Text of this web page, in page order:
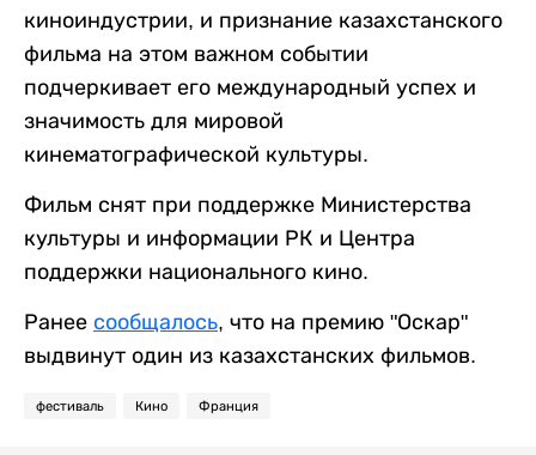
киноиндустрии, и признание казахстанского
фильма на этом важном событии
подчеркивает его международный успех и
значимость для мировой
кинематографической культуры.
Фильм снят при поддержке Министерства
культуры и информации РК и Центра
поддержки национального кино.
Ранее сообщалось, что на премию "Оскар"
выдвинут один из казахстанских фильмов.
фестиваль Кино Франция